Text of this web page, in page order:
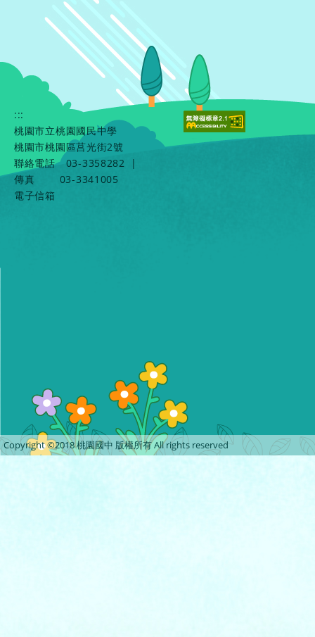
:::
桃園市立桃園國民中學
桃園市桃園區莒光街2號
聯絡電話
03-3358282
|
傳真
03-3341005
電子信箱
Copyright ©2018 桃園國中 版權所有 All rights reserved